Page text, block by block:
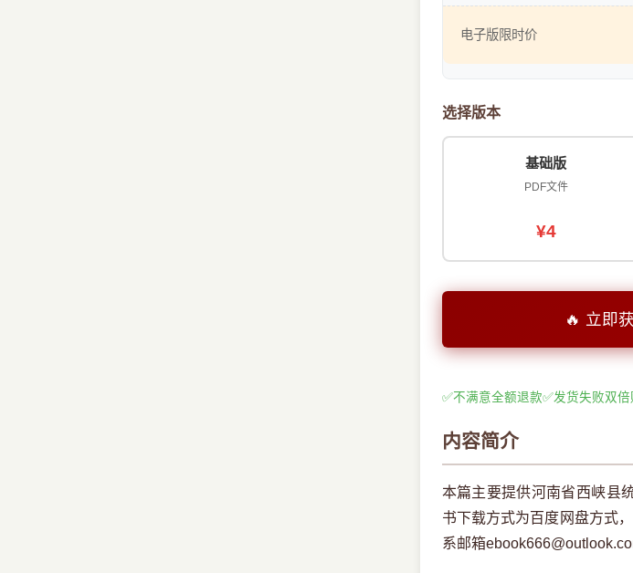
电子版限时价
选择版本
基础版
PDF文件
¥4
🔥 立即
✅不满意全额退款✅发货失败双倍
内容简介
本篇主要提供河南省西峡县
书下载方式为百度网盘方式
系邮箱